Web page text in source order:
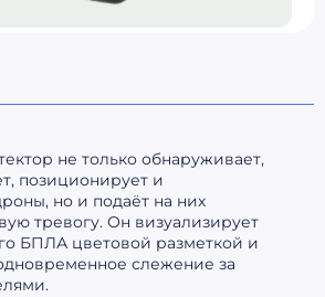
не только обнаруживает,
позиционирует и
но и подаёт на них
тревогу. Он визуализирует
БПЛА цветовой разметкой и
слежение за